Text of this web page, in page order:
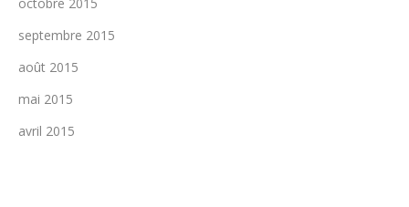
septembre 2015
août 2015
mai 2015
avril 2015